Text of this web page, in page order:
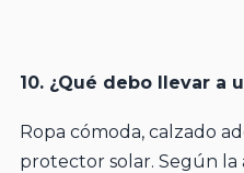
10. ¿Qué debo llevar a
Ropa cómoda, calzado
protector solar. Según la